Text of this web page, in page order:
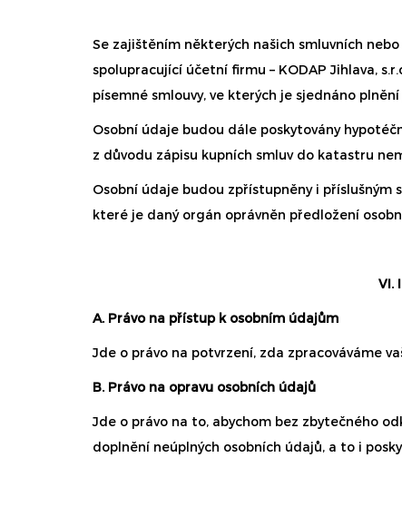
Se zajištěním některých našich smluvních
spolupracující účetní firmu – KODAP Jihlava,
písemné smlouvy, ve kterých je sjednáno
Osobní údaje budou dále poskytovány
z důvodu zápisu kupních smluv do katastru
Osobní údaje budou zpřístupněny i
které je daný orgán oprávněn předložení
VI.
A. Právo na přístup k osobním údajům
Jde o právo na potvrzení, zda zpracováváme
B. Právo na opravu osobních údajů
Jde o právo na to, abychom bez zbytečného
doplnění neúplných osobních údajů, a to i